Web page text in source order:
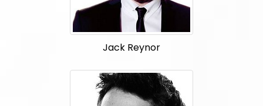
Jack Reynor